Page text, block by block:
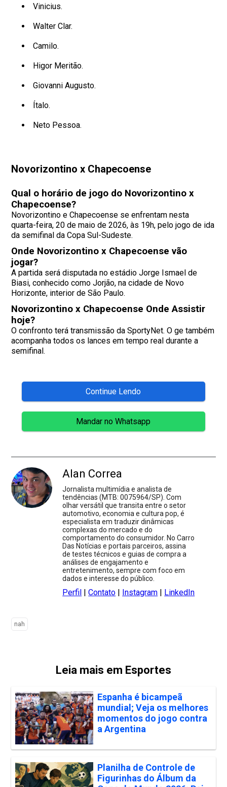
Vinicius.
Walter Clar.
Camilo.
Higor Meritão.
Giovanni Augusto.
Ítalo.
Neto Pessoa.
Novorizontino x Chapecoense
Qual o horário de jogo do Novorizontino x
Chapecoense?
Novorizontino e Chapecoense se enfrentam nesta
quarta-feira, 20 de maio de 2026, às 19h, pelo jogo de ida
da semifinal da Copa Sul-Sudeste.
Onde Novorizontino x Chapecoense vão
jogar?
A partida será disputada no estádio Jorge Ismael de
Biasi, conhecido como Jorjão, na cidade de Novo
Horizonte, interior de São Paulo.
Novorizontino x Chapecoense Onde Assistir
hoje?
O confronto terá transmissão da SportyNet. O ge também
acompanha todos os lances em tempo real durante a
semifinal.
Continue Lendo
Mandar no Whatsapp
Alan Correa
Jornalista multimídia e analista de
tendências (MTB: 0075964/SP). Com
olhar versátil que transita entre o setor
automotivo, economia e cultura pop, é
especialista em traduzir dinâmicas
complexas do mercado e do
comportamento do consumidor. No Carro
Das Notícias e portais parceiros, assina
de testes técnicos e guias de compra a
análises de engajamento e
entretenimento, sempre com foco em
dados e interesse do público.
Perfil |Contato | Instagram | LinkedIn
nah
Leia mais em Esportes
Espanha é bicampeã
mundial; Veja os melhores
momentos do jogo contra
a Argentina
Planilha de Controle de
Figurinhas do Álbum da